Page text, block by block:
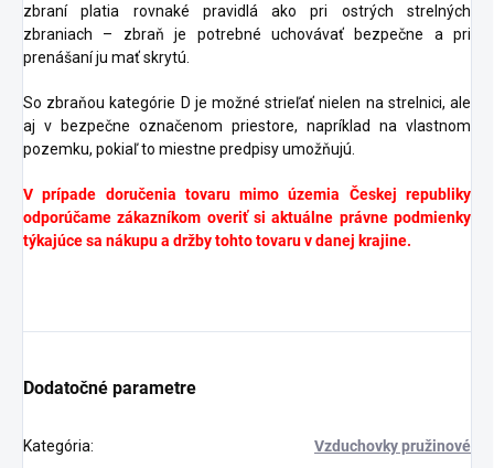
zbraní platia rovnaké pravidlá ako pri ostrých strelných
zbraniach – zbraň je potrebné uchovávať bezpečne a pri
prenášaní ju mať skrytú.
So zbraňou kategórie D je možné strieľať nielen na strelnici, ale
aj v bezpečne označenom priestore, napríklad na vlastnom
pozemku, pokiaľ to miestne predpisy umožňujú.
V prípade doručenia tovaru mimo územia Českej republiky
odporúčame zákazníkom overiť si aktuálne právne podmienky
týkajúce sa nákupu a držby tohto tovaru v danej krajine.
Dodatočné parametre
Kategória: Vzduchovky pružinové